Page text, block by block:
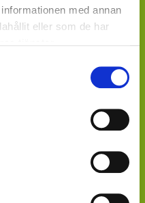
med annan
eller som de har
och Livsstilsbutiker
och kan beställa hem
ett mail till
blomstergrossister som